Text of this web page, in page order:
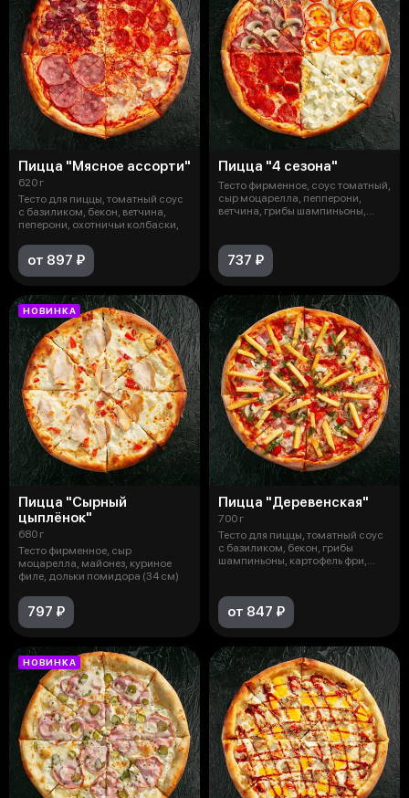
Пицца "Мясное ассорти"
620 г
Тесто для пиццы, томатный соус
с базиликом, бекон, ветчина,
пеперони, охотничьи колбаски,
от 897 ₽
Пицца "4 сезона"
Тесто фирменное, соус томатный,
сыр моцарелла, пепперони,
ветчина, грибы шампиньоны,
737 ₽
НОВИНКА
Пицца "Сырный
цыплёнок"
680 г
Тесто фирменное, сыр
моцарелла, майонез, куриное
филе, дольки помидора (34 см)
797 ₽
Пицца "Деревенская"
700 г
Тесто для пиццы, томатный соус
с базиликом, бекон, грибы
шампиньоны, картофель фри,
от 847 ₽
НОВИНКА